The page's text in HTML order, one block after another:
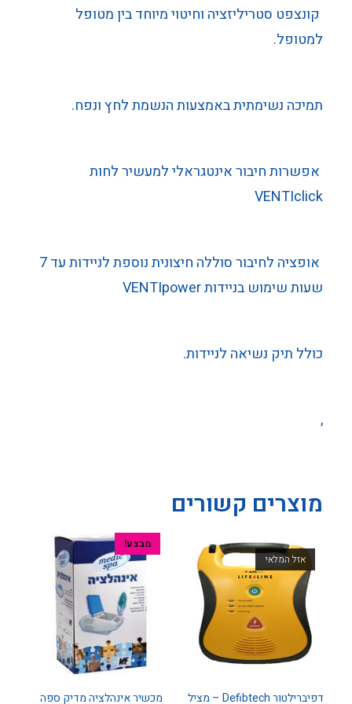
קונצפט סטריליזציה וחיטוי מיוחד בין מטופל
למטופל.
תמיכה נשימתית באמצעות הנשמת לחץ ונפח.
אפשרות חיבור אינטגראלי למעשיר לחות
VENTIclick
אופציה לחיבור סוללה חיצונית נוספת לניידות עד 7
שעות שימוש בניידות VENTIpower
כולל תיק נשיאה לניידות.
,
מוצרים קשורים
אזל המלאי
דפיברילטור Defibtech – מציל
מבצע!
מכשיר אינהלציה מדיק ספה